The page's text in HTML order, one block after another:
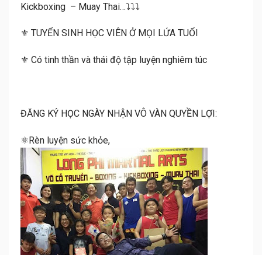
Kickboxing – Muay Thai…⤵️⤵️⤵️
⚜️ TUYỂN SINH HỌC VIÊN Ở MỌI LỨA TUỔI
⚜️ Có tinh thần và thái độ tập luyện nghiêm túc
ĐĂNG KÝ HỌC NGÀY NHẬN VÔ VÀN QUYỀN LỢI:
⚛️Rèn luyện sức khỏe,